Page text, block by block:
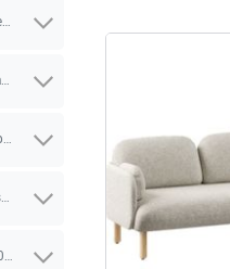
5-Fuß-Kreuz, 5-Fuß-Kreuz auf
höhenverstellbar
Lordosenstütze, Multi-
Polyesterbezug BERTA,